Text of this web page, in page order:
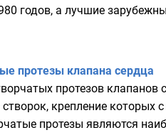
годов, а лучшие
протезы клапана сердца
протезов
крепление которых
протезы являются